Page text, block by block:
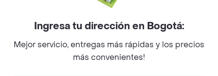
Sobre Rappi
Facebook
Twitter
Instagram
Ingresa tu dirección en Bogotá:
Mejor servicio, entregas más rápidas y los precios
más convenientes!